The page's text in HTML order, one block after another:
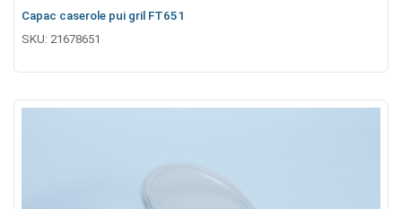
Capac caserole pui gril FT651
SKU: 21678651